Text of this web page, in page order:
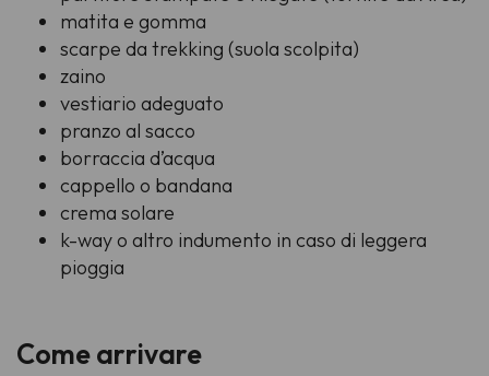
matita e gomma
scarpe da trekking (suola scolpita)
zaino
vestiario adeguato
pranzo al sacco
borraccia d’acqua
cappello o bandana
crema solare
k-way o altro indumento in caso di leggera
pioggia
Come arrivare